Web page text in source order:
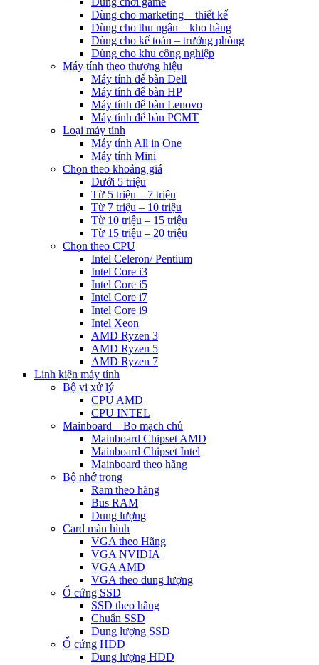
Dùng cho marketing – thiết kế
Dùng cho thu ngân – kho hàng
Dùng cho kế toán – trưởng phòng
Dùng cho khu công nghiệp
Máy tính theo thương hiệu
Máy tính để bàn Dell
Máy tính để bàn HP
Máy tính để bàn Lenovo
Máy tính để bàn PCMT
Loại máy tính
Máy tính All in One
Máy tính Mini
Chọn theo khoảng giá
Dưới 5 triệu
Từ 5 triệu – 7 triệu
Từ 7 triệu – 10 triệu
Từ 10 triệu – 15 triệu
Từ 15 triệu – 20 triệu
Chọn theo CPU
Intel Celeron/ Pentium
Intel Core i3
Intel Core i5
Intel Core i7
Intel Core i9
Intel Xeon
AMD Ryzen 3
AMD Ryzen 5
AMD Ryzen 7
Linh kiện máy tính
Bộ vi xử lý
CPU AMD
CPU INTEL
Mainboard – Bo mạch chủ
Mainboard Chipset AMD
Mainboard Chipset Intel
Mainboard theo hãng
Bộ nhớ trong
Ram theo hãng
Bus RAM
Dung lượng
Card màn hình
VGA theo Hãng
VGA NVIDIA
VGA AMD
VGA theo dung lượng
Ổ cứng SSD
SSD theo hãng
Chuẩn SSD
Dung lượng SSD
Ổ cứng HDD
Dung lượng HDD